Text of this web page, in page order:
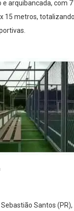
arquibancada, com
15 metros,
Santos (PR),